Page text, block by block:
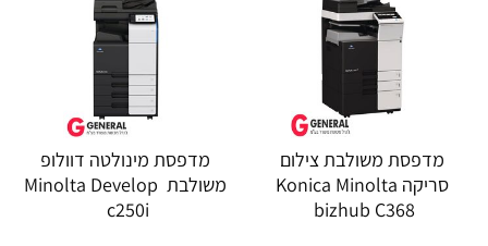
מדפסת משולבת צילום
סריקה Konica Minolta
bizhub C368
מדפסת מינולטה דוולופ
משולבת Minolta Develop
c250i